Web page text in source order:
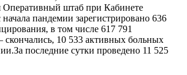
Оперативный штаб при Кабинете
пандемии зарегистрировано 636
в том числе 617 791
скончались, 10 533 активных больных
последние сутки проведено 11 525